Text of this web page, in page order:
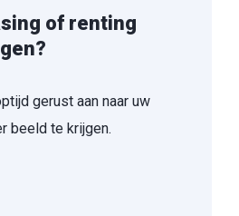
of renting
gerust aan naar uw
beeld te krijgen.